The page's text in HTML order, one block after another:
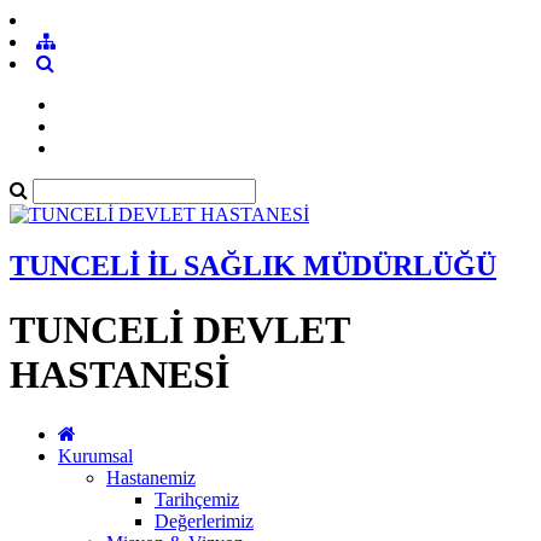
TUNCELİ İL SAĞLIK MÜDÜRLÜĞÜ
TUNCELİ DEVLET
HASTANESİ
Kurumsal
Hastanemiz
Tarihçemiz
Değerlerimiz